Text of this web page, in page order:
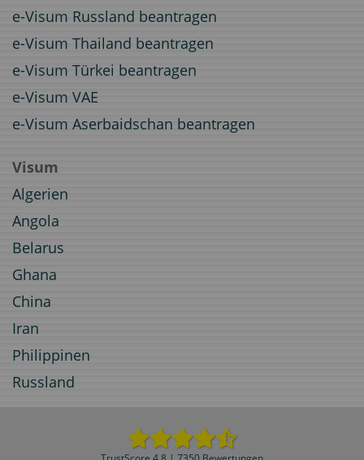
e-Visum Russland beantragen
e-Visum Thailand beantragen
e-Visum Türkei beantragen
e-Visum VAE
e-Visum Aserbaidschan beantragen
Visum
Algerien
Angola
Belarus
Ghana
China
Iran
Philippinen
Russland